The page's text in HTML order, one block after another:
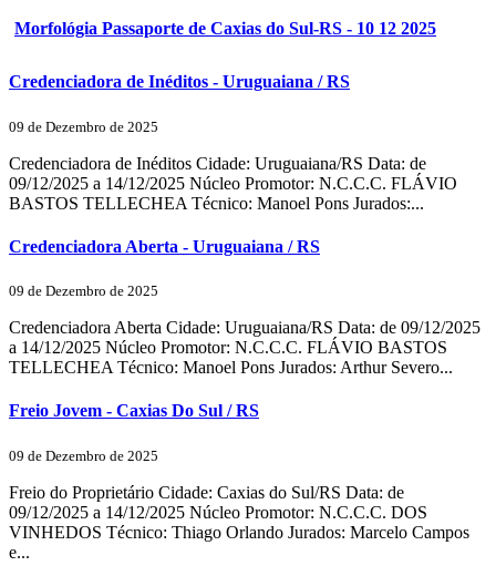
Morfológia Passaporte de Caxias do Sul-RS - 10 12 2025
Credenciadora de Inéditos - Uruguaiana / RS
09 de Dezembro de 2025
Credenciadora de Inéditos Cidade: Uruguaiana/RS Data: de
09/12/2025 a 14/12/2025 Núcleo Promotor: N.C.C.C. FLÁVIO
BASTOS TELLECHEA Técnico: Manoel Pons Jurados:...
Credenciadora Aberta - Uruguaiana / RS
09 de Dezembro de 2025
Credenciadora Aberta Cidade: Uruguaiana/RS Data: de 09/12/2025
a 14/12/2025 Núcleo Promotor: N.C.C.C. FLÁVIO BASTOS
TELLECHEA Técnico: Manoel Pons Jurados: Arthur Severo...
Freio Jovem - Caxias Do Sul / RS
09 de Dezembro de 2025
Freio do Proprietário Cidade: Caxias do Sul/RS Data: de
09/12/2025 a 14/12/2025 Núcleo Promotor: N.C.C.C. DOS
VINHEDOS Técnico: Thiago Orlando Jurados: Marcelo Campos
e...